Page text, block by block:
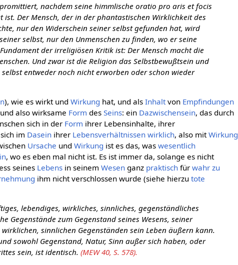
nachdem seine himmlische oratio pro aris et focis
Der Mensch, der in der phantastischen Wirklichkeit des
nur den Widerschein seiner selbst gefunden hat, wird
selbst, nur den Unmenschen zu finden, wo er seine
der irreligiösen Kritik ist: Der Mensch macht die
Und zwar ist die Religion das Selbstbewußtsein und
entweder noch nicht erworben oder schon wieder
), wie es wirkt undWirkung hat, und alsInhaltvon Empfindungen
und also wirksame Form desSeins: ein Dazwischensein, das durch
sich in der Form ihrer Lebensinhalte, ihrer
im Dasein ihrer Lebensverhältnissen wirklich, also mitWirkung
Ursache undWirkung ist es das, waswesentlich
, wo es eben mal nicht ist. Es ist immer da, solange es nicht
seines Lebens in seinemWesen ganz praktisch fürwahr zu
ihm nicht verschlossen wurde (siehe hierzutote
lebendiges, wirkliches, sinnliches, gegenständliches
Gegenstände zum Gegenstand seines Wesens, seiner
sinnlichen Gegenständen sein Leben äußern kann.
sowohl Gegenstand, Natur, Sinn außer sich haben, oder
sein, ist identisch.(MEW 40, S. 578).